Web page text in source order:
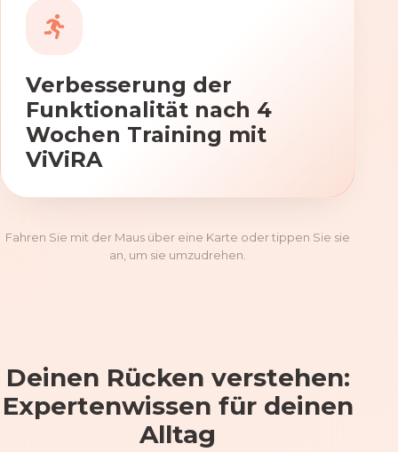
Verbesserung der
Funktionalität nach 4
Wochen Training mit
ViViRA
Beweglichkeit und Koordination nach
Fahren Sie mit der Maus über eine Karte oder tippen Sie sie
an, um sie umzudrehen.
Deinen Rücken verstehen:
Expertenwissen für deinen
Alltag